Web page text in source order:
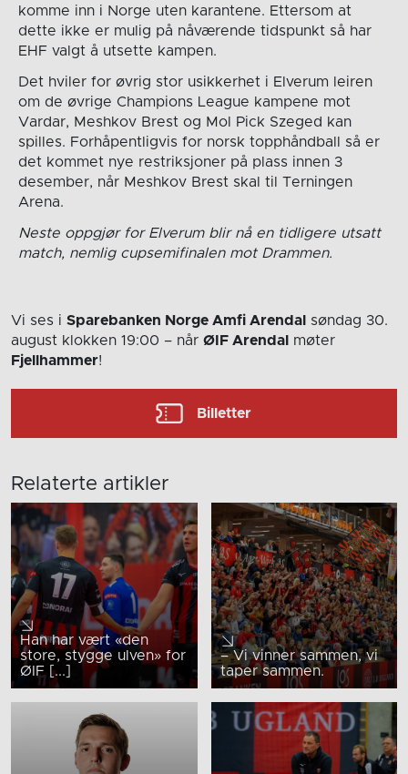
komme inn i Norge uten karantene. Ettersom at
dette ikke er mulig på nåværende tidspunkt så har
EHF valgt å utsette kampen.
Det hviler for øvrig stor usikkerhet i Elverum leiren
om de øvrige Champions League kampene mot
Vardar, Meshkov Brest og Mol Pick Szeged kan
spilles. Forhåpentligvis for norsk topphåndball så er
det kommet nye restriksjoner på plass innen 3
desember, når Meshkov Brest skal til Terningen
Arena.
Neste oppgjør for Elverum blir nå en tidligere utsatt
match, nemlig cupsemifinalen mot Drammen.
Vi ses i Sparebanken Norge Amfi Arendal
søndag 30.
august klokken 19:00 – når ØIF Arendal
møter
Fjellhammer!
Billetter
Relaterte artikler
Han har vært «den
store, stygge ulven» for
ØIF [...]
– Vi vinner sammen, vi
taper sammen.